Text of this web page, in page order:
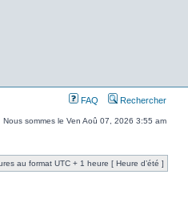
FAQ Rechercher
Nous sommes le Ven Aoû 07, 2026 3:55 am
au format UTC + 1 heure [ Heure d’été ]